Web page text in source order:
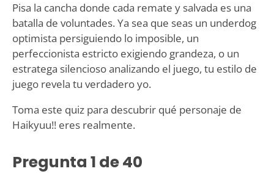
Pisa la cancha donde cada remate y salvada es una
batalla de voluntades. Ya sea que seas un underdog
optimista persiguiendo lo imposible, un
perfeccionista estricto exigiendo grandeza, o un
estratega silencioso analizando el juego, tu estilo de
juego revela tu verdadero yo.
Toma este quiz para descubrir qué personaje de
Haikyuu!! eres realmente.
Pregunta 1 de 40